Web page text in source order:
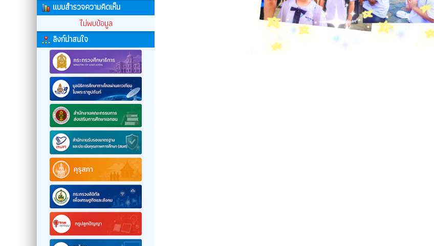
แบบสำรวจความคิดเห็น
ไม่พบข้อมูล
ลิงก์น่าสนใจ